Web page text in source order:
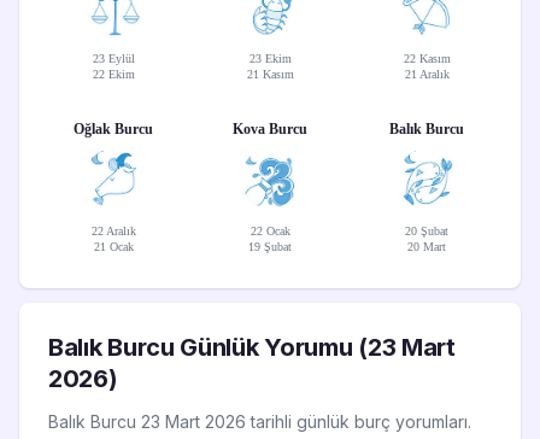
23 Eylül
22 Ekim
23 Ekim
21 Kasım
22 Kasım
21 Aralık
Oğlak Burcu
22 Aralık
21 Ocak
Kova Burcu
22 Ocak
19 Şubat
Balık Burcu
20 Şubat
20 Mart
Balık Burcu Günlük Yorumu (23 Mart
2026)
Balık Burcu 23 Mart 2026 tarihli günlük burç yorumları.